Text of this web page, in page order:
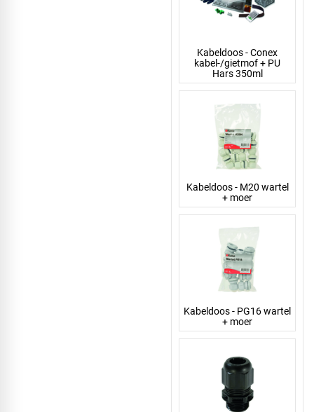
Kabeldoos - Conex
kabel-/gietmof + PU
Hars 350ml
Kabeldoos - M20 wartel
+ moer
Kabeldoos - PG16 wartel
+ moer